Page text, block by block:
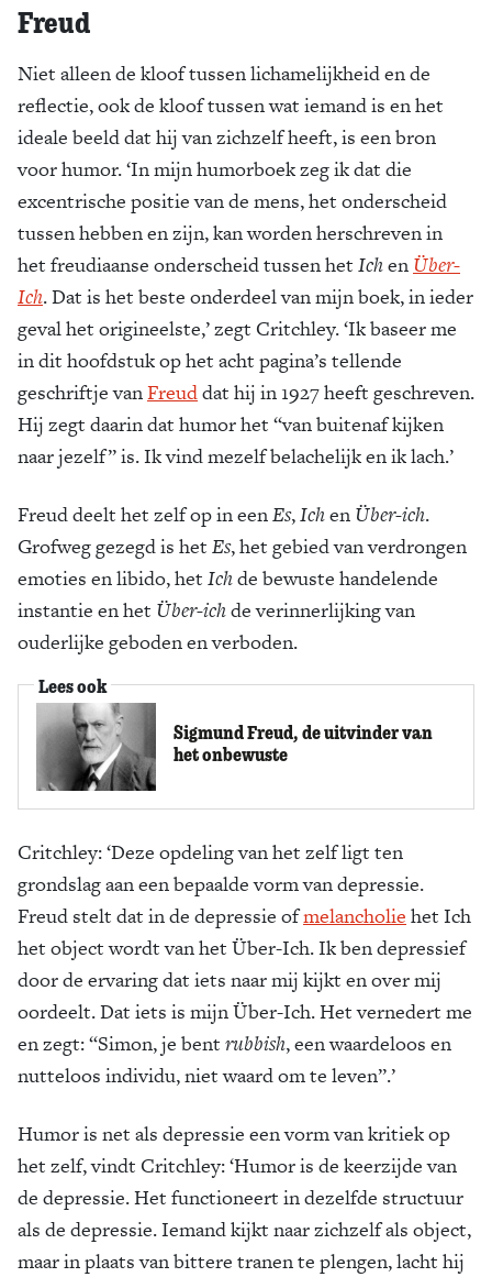
Freud
Niet alleen de kloof tussen lichamelijkheid en de
reflectie, ook de kloof tussen wat iemand is en het
ideale beeld dat hij van zichzelf heeft, is een bron
voor humor. ‘In mijn humorboek zeg ik dat die
excentrische positie van de mens, het onderscheid
tussen hebben en zijn, kan worden herschreven in
het freudiaanse onderscheid tussen het Ichen Über-
Ich. Dat is het beste onderdeel van mijn boek, in ieder
geval het origineelste,’ zegt Critchley. ‘Ik baseer me
in dit hoofdstuk op het acht pagina’s tellende
geschriftje vanFreuddat hij in 1927 heeft geschreven.
Hij zegt daarin dat humor het “van buitenaf kijken
naar jezelf” is. Ik vind mezelf belachelijk en ik lach.’
Freud deelt het zelf op in eenEs,Ichen Über-ich.
Grofweg gezegd is het Es, het gebied van verdrongen
emoties en libido, het Ichde bewuste handelende
instantie en het Über-ichde verinnerlijking van
ouderlijke geboden en verboden.
Lees ook
Sigmund Freud, de uitvinder van
het onbewuste
Critchley: ‘Deze opdeling van het zelf ligt ten
grondslag aan een bepaalde vorm van depressie.
Freud stelt dat in de depressie ofmelancholie het Ich
het object wordt van het Über-Ich. Ik ben depressief
door de ervaring dat iets naar mij kijkt en over mij
oordeelt. Dat iets is mijn Über-Ich. Het vernedert me
en zegt: “Simon, je bent rubbish, een waardeloos en
nutteloos individu, niet waard om te leven”.’
Humor is net als depressie een vorm van kritiek op
het zelf, vindt Critchley: ‘Humor is de keerzijde van
de depressie. Het functioneert in dezelfde structuur
als de depressie. Iemand kijkt naar zichzelf als object,
maar in plaats van bittere tranen te plengen, lacht hij